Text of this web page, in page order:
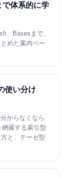
体系的に学
、Basesまで、
めた案内ペー
使い分け
からなくなら
羅する索引型
と、テーゼ型